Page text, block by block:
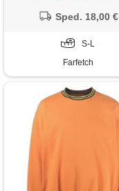
Sped. 18,00 €
S-L
Farfetch